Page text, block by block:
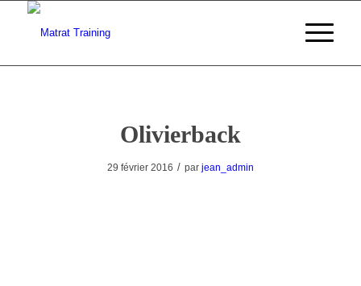
Olivierback
29 février 2016 / par jean_admin